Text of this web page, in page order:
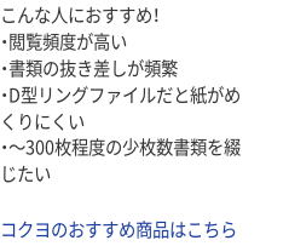
こんな人におすすめ！
・閲覧頻度が高い
・書類の抜き差しが頻繁
・D型リングファイルだと紙がめ
くりにくい
・～300枚程度の少枚数書類を綴
じたい
コクヨのおすすめ商品はこちら